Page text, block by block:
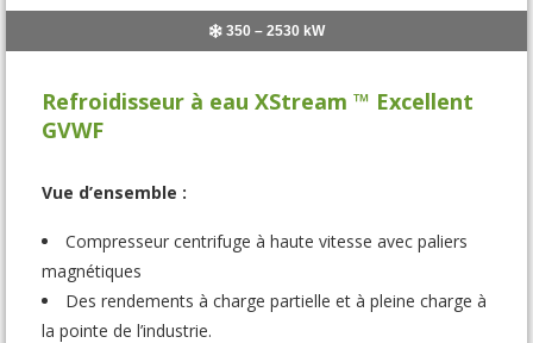
350 – 2530 kW
Refroidisseur à eau XStream ™ Excellent
GVWF
Vue d’ensemble :
Compresseur centrifuge à haute vitesse avec paliers
magnétiques
Des rendements à charge partielle et à pleine charge à
la pointe de l’industrie.